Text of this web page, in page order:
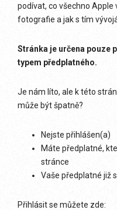
podívat, co všechno Apple
fotografie a jak s tím
Stránka je určena pouze
typem předplatného.
Je nám líto, ale k této
může být špatně?
Nejste přihlášen(a)
Máte předplatné,
stránce
Vaše předplatné již
Přihlásit se můžete zde: